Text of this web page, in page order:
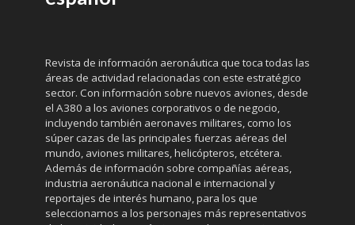
Revista de información aeronáutica que toca todas las
áreas de actividad relacionadas con este estratégico
sector. Con información sobre nuevos aviones, desde
el A380 a los aviones corporativos o de negocio,
incluyendo también aeronaves militares, como los
súper cazas de las principales fuerzas aéreas del
mundo, aviones militares, helicópteros, etcétera.
Además de información sobre compañías aéreas,
industria aeronáutica nacional e internacional y
reportajes de interés humano, para los que
seleccionamos a los personajes más representativos